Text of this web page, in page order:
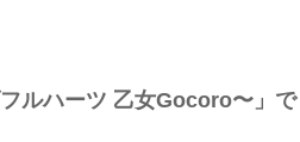
ルハーツ 乙女Gocoro〜」で